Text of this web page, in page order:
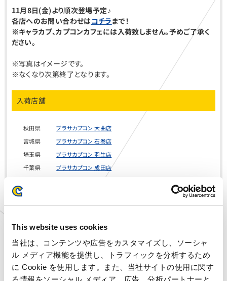
This website uses cookies
当社は、コンテンツや広告をカスタマイズし、ソーシャ
ル メディア機能を提供し、トラフィックを分析するため
に Cookie を使用します。また、当社サイトの使用に関す
る情報をソーシャル メディア、広告、分析パートナーと
11月8日(金)より順次登場予定♪
各店へのお問い合わせはコチラまで！
※キャラカプ、カプコンカフェには入荷致しません。予めご了承く
ださい。
※写真はイメージです。
※なくなり次第終了となります。
入荷店舗
秋田県
プラサカプコン 大曲店
宮城県
プラサカプコン 石巻店
埼玉県
プラサカプコン 羽生店
千葉県
プラサカプコン 成田店
京都府
プラサカプコン 京都店
愛媛県
プラサカプコン 新居浜店
高知県
プラサカプコン 高知店
プラサカプコン 直方店